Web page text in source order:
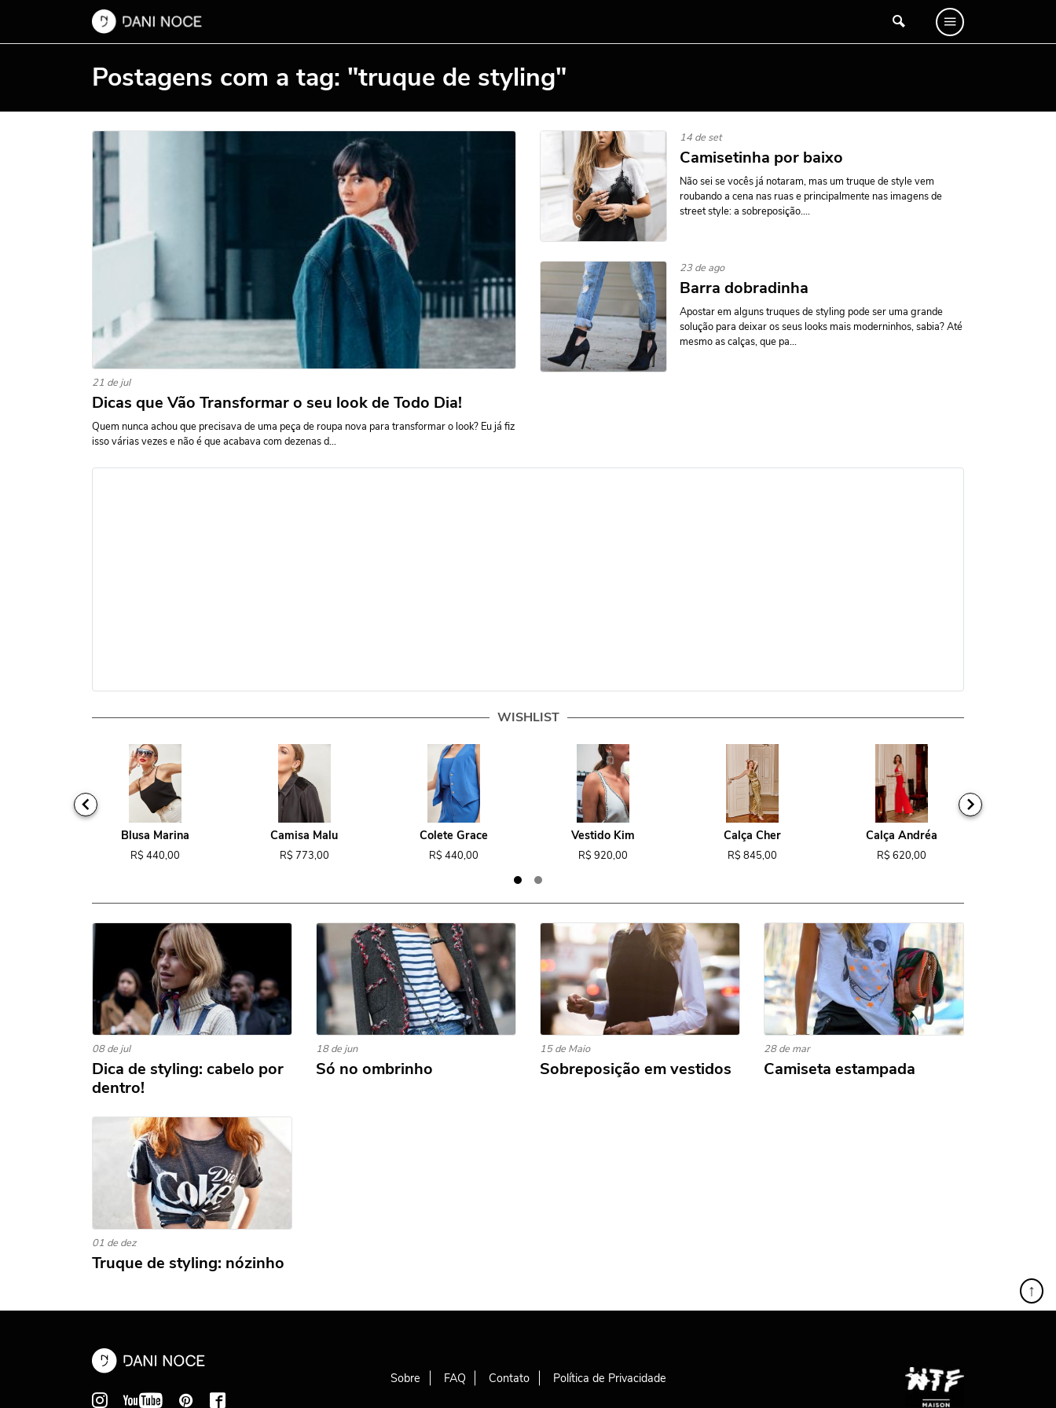
Postagens com a tag: "truque de styling"
21 de jul
Dicas que Vão Transformar o seu look de Todo Dia!
Quem nunca achou que precisava de uma peça de roupa nova para transformar o look? Eu já fiz
isso várias vezes e não é que acabava com dezenas d...
14 de set
Camisetinha por baixo
Não sei se vocês já notaram, mas um truque de style vem
roubando a cena nas ruas e principalmente nas imagens de
street style: a sobreposição....
23 de ago
Barra dobradinha
Apostar em alguns truques de styling pode ser uma grande
solução para deixar os seus looks mais moderninhos, sabia? Até
mesmo as calças, que pa...
WISHLIST
Blusa Marina
R$ 440,00
Camisa Malu
R$ 773,00
Colete Grace
R$ 440,00
Vestido Kim
R$ 920,00
Calça Cher
R$ 845,00
Calça Andréa
R$ 620,00
08 de jul
Dica de styling: cabelo por
dentro!
18 de jun
Só no ombrinho
15 de Maio
Sobreposição em vestidos
28 de mar
Camiseta estampada
01 de dez
Truque de styling: nózinho
↑
Sobre FAQ Contato Política de Privacidade